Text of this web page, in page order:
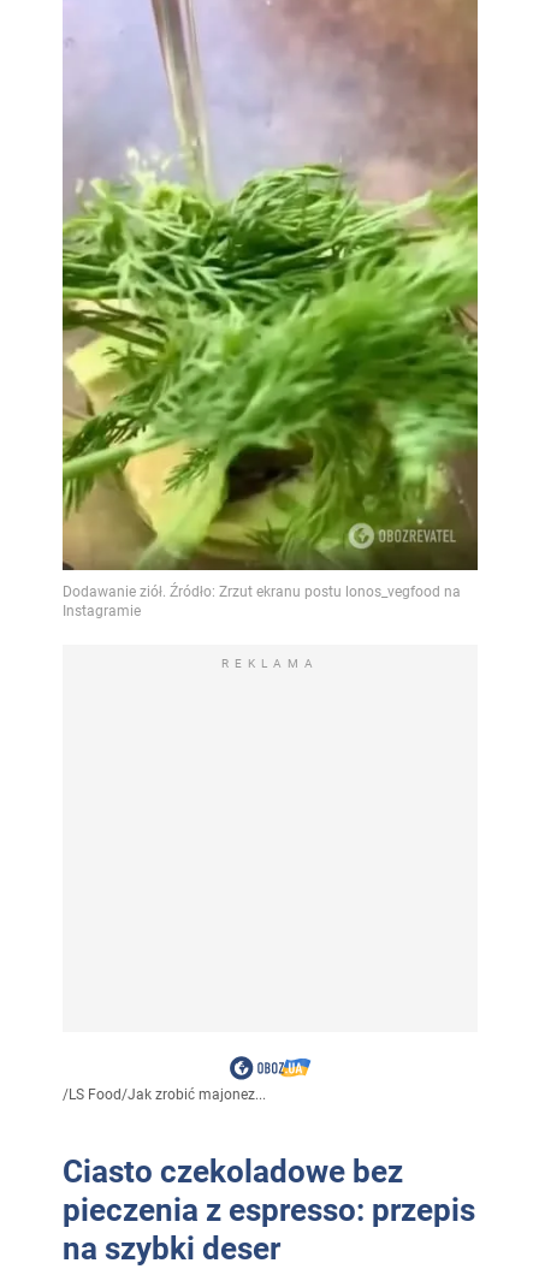
REKLAMA
/LS Food/Jak zrobić majonez...
Ciasto czekoladowe bez
pieczenia z espresso: przepis
na szybki deser